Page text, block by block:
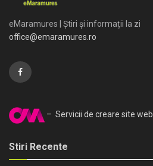
eMaramures | Știri și informații la zi
office@emaramures.ro
– Servicii de creare site web
Stiri Recente